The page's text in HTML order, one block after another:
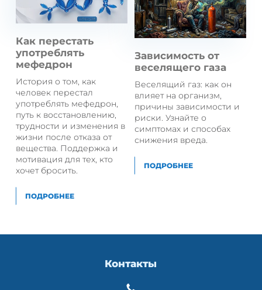
Как перестать
употреблять
мефедрон
История о том, как
человек перестал
употреблять мефедрон,
путь к восстановлению,
трудности и изменения в
жизни после отказа от
вещества. Поддержка и
мотивация для тех, кто
хочет бросить.
ПОДРОБНЕЕ
Зависимость от
веселящего газа
Веселящий газ: как он
влияет на организм,
причины зависимости и
риски. Узнайте о
симптомах и способах
снижения вреда.
ПОДРОБНЕЕ
Контакты